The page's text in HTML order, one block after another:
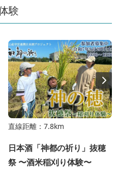
験
直線距離：7.8km
日本酒「神都の祈り」抜穂
祭 〜酒米稲刈り体験〜